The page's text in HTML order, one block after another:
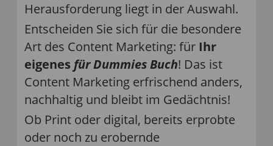
Herausforderung liegt in der Auswahl.
Entscheiden Sie sich für die besondere
Art des Content Marketing: für Ihr
eigenes für Dummies Buch! Das ist
Content Marketing erfrischend anders,
nachhaltig und bleibt im Gedächtnis!
Ob Print oder digital, bereits erprobte
oder noch zu erobernde